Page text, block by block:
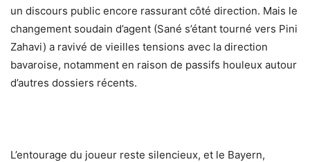
un discours public encore rassurant côté direction. Mais le
changement soudain d’agent (Sané s’étant tourné vers Pini
Zahavi) a ravivé de vieilles tensions avec la direction
bavaroise, notamment en raison de passifs houleux autour
d’autres dossiers récents.
L’entourage du joueur reste silencieux, et le Bayern,